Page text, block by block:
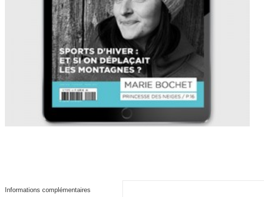
Informations complémentaires